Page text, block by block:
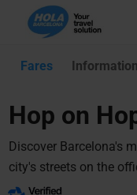
Fares Information
Hop on
Discover Barcelona's
city's streets on the